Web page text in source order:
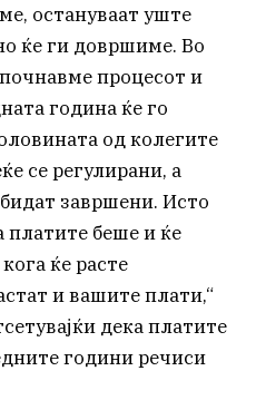
остануваат уште
ќе ги довршиме. Во
процесот и
година ќе го
од колегите
се регулирани, а
завршени. Исто
платите беше и ќе
ќе расте
и вашите плати,“
дека платите
години речиси